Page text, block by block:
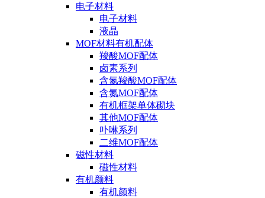
电子材料
电子材料
液晶
MOF材料有机配体
羧酸MOF配体
卤素系列
含氮羧酸MOF配体
含氮MOF配体
有机框架单体砌块
其他MOF配体
卟啉系列
二维MOF配体
磁性材料
磁性材料
有机颜料
有机颜料